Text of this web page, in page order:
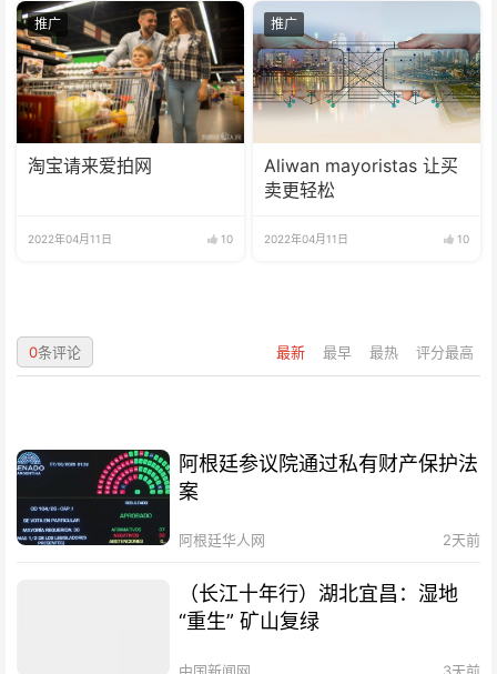
推广
淘宝请来爱拍网
2022年04月11日 10
推广
Aliwan mayoristas 让买
卖更轻松
2022年04月11日 10
最新 最早 最热 评分最高
0条评论
阿根廷参议院通过私有财产保护法
案
阿根廷华人网 2天前
（长江十年行）湖北宜昌：湿地
“重生” 矿山复绿
中国新闻网 3天前